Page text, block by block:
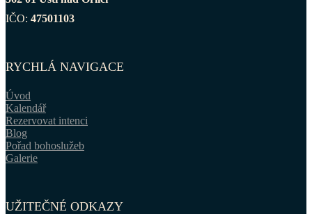
IČO: 47501103
RYCHLÁ NAVIGACE
Úvod
Kalendář
Rezervovat intenci
Blog
Pořad bohoslužeb
Galerie
UŽITEČNÉ ODKAZY